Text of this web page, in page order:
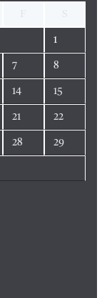
1
7 8
14 15
21 22
28 29